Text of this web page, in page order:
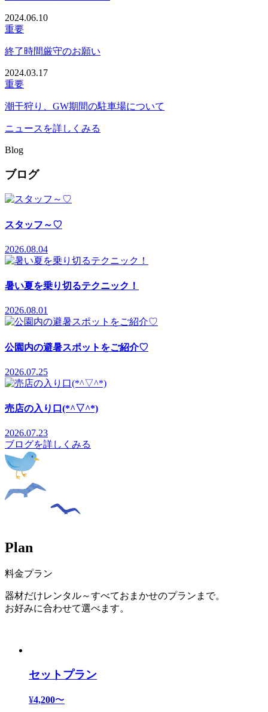
2024.06.10
重要
終了時間厳守のお願い
2024.03.17
重要
潮干狩り、GW期間の駐車場について
ニュースを詳しくみる
Blog
ブログ
スタッフ～♡
2026.08.04
暑い夏を乗り切るテクニック！
2026.08.01
公園内の避暑スポットをご紹介♡
2026.07.25
売店の入り口(*^▽^*)
2026.07.23
ブログを詳しくみる
Plan
料金プラン
器材だけレンタル～すべておまかせのプランまで。
お好みに合わせて選べます。
セットプラン
¥4,200〜